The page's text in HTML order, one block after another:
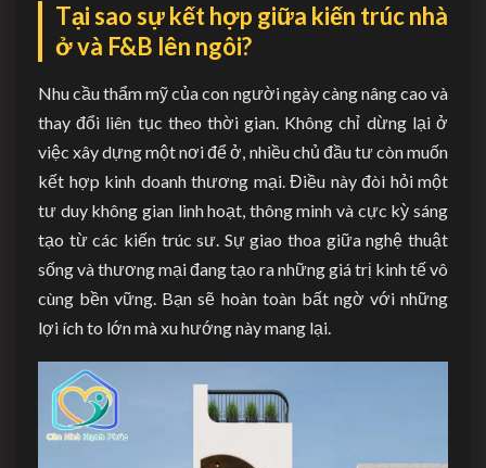
Tại sao sự kết hợp giữa kiến trúc nhà
ở và F&B lên ngôi?
Nhu cầu thẩm mỹ của con người ngày càng nâng cao và
thay đổi liên tục theo thời gian. Không chỉ dừng lại ở
việc xây dựng một nơi để ở, nhiều chủ đầu tư còn muốn
kết hợp kinh doanh thương mại. Điều này đòi hỏi một
tư duy không gian linh hoạt, thông minh và cực kỳ sáng
tạo từ các kiến trúc sư. Sự giao thoa giữa nghệ thuật
sống và thương mại đang tạo ra những giá trị kinh tế vô
cùng bền vững. Bạn sẽ hoàn toàn bất ngờ với những
lợi ích to lớn mà xu hướng này mang lại.